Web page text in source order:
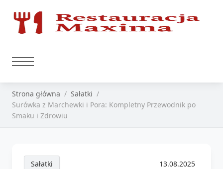
Strona główna
Sałatki
Surówka z Marchewki i Pora: Kompletny Przewodnik po
Smaku i Zdrowiu
Sałatki 13.08.2025